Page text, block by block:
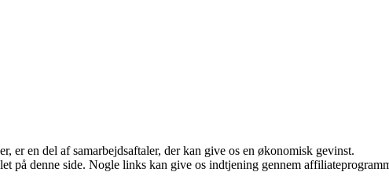
er en del af samarbejdsaftaler, der kan give os en økonomisk gevinst.
på denne side. Nogle links kan give os indtjening gennem